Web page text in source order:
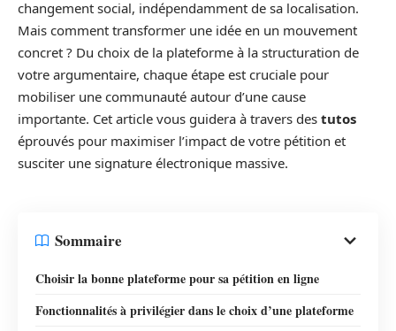
changement social, indépendamment de sa localisation.
Mais comment transformer une idée en un mouvement
concret ? Du choix de la plateforme à la structuration de
votre argumentaire, chaque étape est cruciale pour
mobiliser une communauté autour d’une cause
importante. Cet article vous guidera à travers des tutos
éprouvés pour maximiser l’impact de votre pétition et
susciter une signature électronique massive.
Sommaire
Choisir la bonne plateforme pour sa pétition en ligne
Fonctionnalités à privilégier dans le choix d’une plateforme